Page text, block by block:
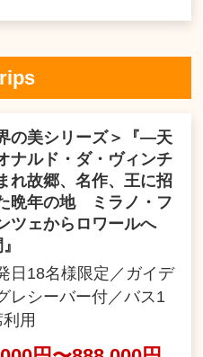
の美シリーズ＞『―天
ナルド・ダ・ヴィンチ
れ故郷、名作、王に招
晩年の地 ミラノ・フ
ツェからロワールへ
日18名様限定／ガイデ
レシーバー付／バス1
利用